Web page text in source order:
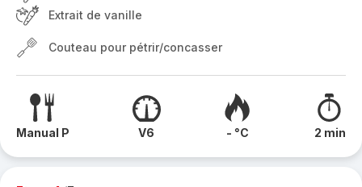
Extrait de vanille
Couteau pour pétrir/concasser
Manual P V6 - °C 2 min